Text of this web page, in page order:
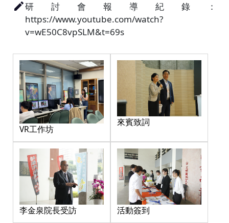
研討會報導紀錄：
https://www.youtube.com/watch?
v=wE50C8vpSLM&t=69s
VR工作坊
來賓致詞
李金泉院長受訪 活動簽到